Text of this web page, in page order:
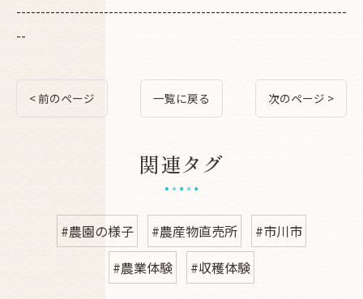
--------------------------------------------------------------------
--
< 前のページ 一覧に戻る 次のページ >
関連タグ
#農園の様子 #農産物直売所
#市川市
#農業体験
#収穫体験